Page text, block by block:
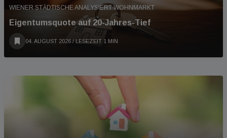
WIENER STÄDTISCHE ANALYSIERT WOHNMARKT
Eigentumsquote auf 20-Jahres-Tief
04. AUGUST 2026 / LESEZEIT 1 MIN